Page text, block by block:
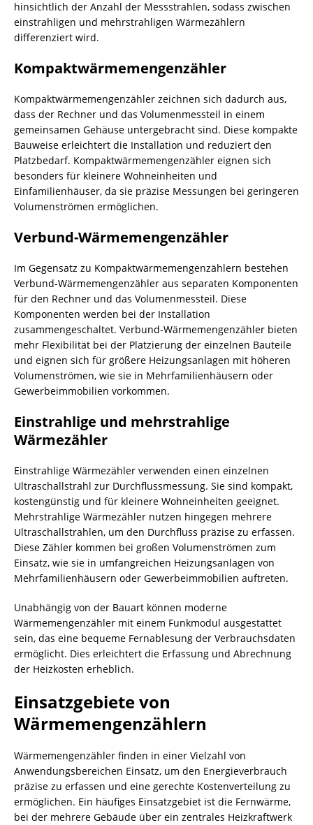
hinsichtlich der Anzahl der Messstrahlen, sodass zwischen
einstrahligen und mehrstrahligen Wärmezählern
differenziert wird.
Kompaktwärmemengenzähler
Kompaktwärmemengenzähler zeichnen sich dadurch aus,
dass der Rechner und das Volumenmessteil in einem
gemeinsamen Gehäuse untergebracht sind. Diese kompakte
Bauweise erleichtert die Installation und reduziert den
Platzbedarf. Kompaktwärmemengenzähler eignen sich
besonders für kleinere Wohneinheiten und
Einfamilienhäuser, da sie präzise Messungen bei geringeren
Volumenströmen ermöglichen.
Verbund-Wärmemengenzähler
Im Gegensatz zu Kompaktwärmemengenzählern bestehen
Verbund-Wärmemengenzähler aus separaten Komponenten
für den Rechner und das Volumenmessteil. Diese
Komponenten werden bei der Installation
zusammengeschaltet. Verbund-Wärmemengenzähler bieten
mehr Flexibilität bei der Platzierung der einzelnen Bauteile
und eignen sich für größere Heizungsanlagen mit höheren
Volumenströmen, wie sie in Mehrfamilienhäusern oder
Gewerbeimmobilien vorkommen.
Einstrahlige und mehrstrahlige
Wärmezähler
Einstrahlige Wärmezähler verwenden einen einzelnen
Ultraschallstrahl zur Durchflussmessung. Sie sind kompakt,
kostengünstig und für kleinere Wohneinheiten geeignet.
Mehrstrahlige Wärmezähler nutzen hingegen mehrere
Ultraschallstrahlen, um den Durchfluss präzise zu erfassen.
Diese Zähler kommen bei großen Volumenströmen zum
Einsatz, wie sie in umfangreichen Heizungsanlagen von
Mehrfamilienhäusern oder Gewerbeimmobilien auftreten.
Unabhängig von der Bauart können moderne
Wärmemengenzähler mit einem Funkmodul ausgestattet
sein, das eine bequeme Fernablesung der Verbrauchsdaten
ermöglicht. Dies erleichtert die Erfassung und Abrechnung
der Heizkosten erheblich.
Einsatzgebiete von
Wärmemengenzählern
Wärmemengenzähler finden in einer Vielzahl von
Anwendungsbereichen Einsatz, um den Energieverbrauch
präzise zu erfassen und eine gerechte Kostenverteilung zu
ermöglichen. Ein häufiges Einsatzgebiet ist die Fernwärme,
bei der mehrere Gebäude über ein zentrales Heizkraftwerk